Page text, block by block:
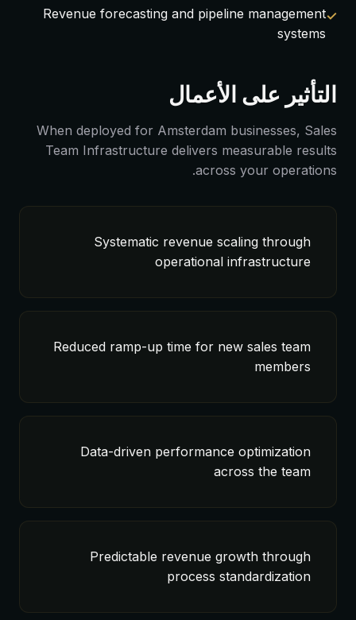
Revenue forecasting and pipeline management
systems
التأثير على الأعمال
When deployed for Amsterdam businesses, Sales
Team Infrastructure delivers measurable results
across your operations.
Systematic revenue scaling through
operational infrastructure
Reduced ramp-up time for new sales team
members
Data-driven performance optimization
across the team
Predictable revenue growth through
process standardization